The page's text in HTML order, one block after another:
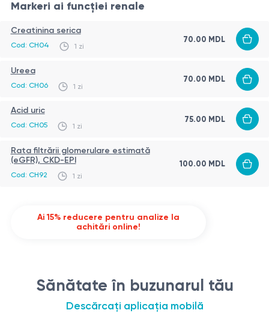
Markeri ai funcției renale
Creatinina serica
Cod: CH04 1 zi
70.00 MDL
Ureea
Cod: CH06 1 zi
70.00 MDL
Acid uric
Cod: CH05 1 zi
75.00 MDL
Rata filtrării glomerulare estimată
(eGFR), CKD-EPI
Cod: CH92 1 zi
100.00 MDL
Ai 15% reducere pentru analize la
achitări online!
Sănătate în buzunarul tău
Descărcați aplicația mobilă